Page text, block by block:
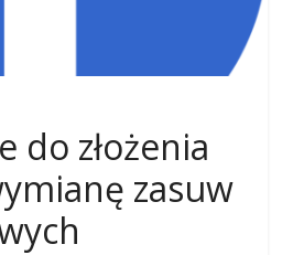
do złożenia
zasuw